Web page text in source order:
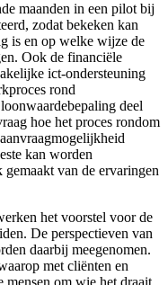
maanden in een pilot bij
zodat bekeken kan
is en op welke wijze de
Ook de financiële
ict-ondersteuning
rond
deel
hoe het proces rondom
kan worden
van de ervaringen
het voorstel voor de
De perspectieven van
daarbij meegenomen.
met cliënten en